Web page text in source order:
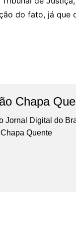
do fato, já
Chapa
Jornal Digital do
Quente